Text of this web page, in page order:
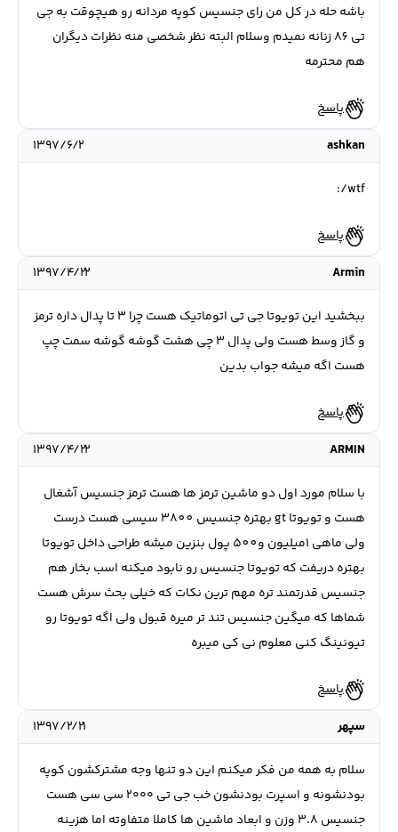
باشه حله در کل من رای جنسیس کوپه مردانه رو هیچوقت به جی
تی 86 زنانه نمیدم وسلام البته نظر شخصی منه نظرات دیگران
هم محترمه
پاسخ
ashkan
۱۳۹۷/۶/۲
wtf/:
پاسخ
Armin
۱۳۹۷/۴/۲۲
ببخشید این تویوتا جی تی اتوماتیک هست چرا 3 تا پدال داره ترمز
و گاز وسط هست ولی پدال 3 چی هشت گوشه گوشه سمت چپ
هست اگه میشه جواب بدین
پاسخ
ARMIN
۱۳۹۷/۴/۲۲
با سلام مورد اول دو ماشین ترمز ها هست ترمز جنسیس آشغال
هست و تویوتا gt بهتره جنسیس 3800 سیسی هست درست
ولی ماهی 1میلیون و500 پول بنزین میشه طراحی داخل تویوتا
بهتره دریفت که تویوتا جنسیس رو نابود میکنه اسب بخار هم
جنسیس قدرتمند تره مهم ترین نکات که خیلی بحث سرش هست
شماها که میگین جنسیس تند تر میره قبول ولی اگه تویوتا رو
تیونینگ کنی معلوم نی کی میبره
پاسخ
سپهر
۱۳۹۷/۲/۲۱
سلام به همه من فکر میکنم این دو تنها وجه مشترکشون کوپه
بودنشونه و اسپرت بودنشون خب جی تی ۲۰۰۰ سی سی هست
جنسیس ۳.۸ وزن و ابعاد ماشین ها کاملا متفاوته اما هزینه